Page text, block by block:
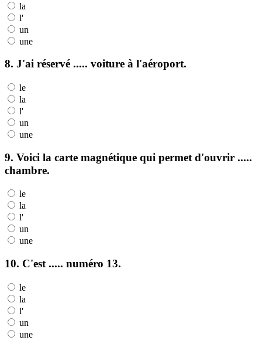
la
l'
un
une
8. J'ai réservé ..... voiture à l'aéroport.
le
la
l'
un
une
9. Voici la carte magnétique qui permet d'ouvrir .....
chambre.
le
la
l'
un
une
10. C'est ..... numéro 13.
le
la
l'
un
une